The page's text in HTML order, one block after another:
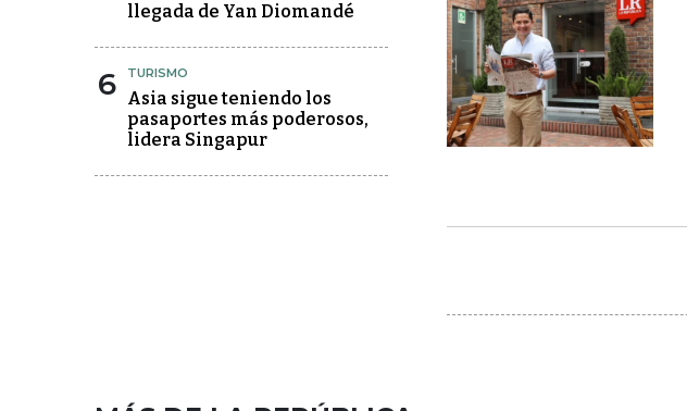
llegada de Yan Diomandé
6 TURISMO
Asia sigue teniendo los
pasaportes más poderosos,
lidera Singapur